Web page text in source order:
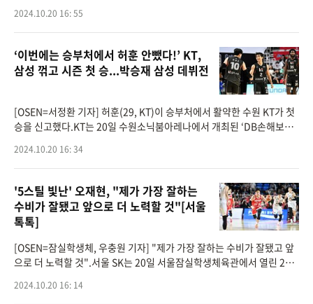
2024.10.20 16: 55
‘이번에는 승부처에서 허훈 안뺐다!’ KT,
삼성 꺾고 시즌 첫 승...박승재 삼성 데뷔전
[OSEN=서정환 기자] 허훈(29, KT)이 승부처에서 활약한 수원 KT가 첫
승을 신고했다.KT는 20일 수원소닉붐아레나에서 개최된 ‘DB손해보험
리치고 시즌 첫 승을 신
2024.10.20 16: 34
'5스틸 빛난' 오재현, "제가 가장 잘하는
수비가 잘됐고 앞으로 더 노력할 것"[서울
톡톡]
[OSEN=잠실학생체, 우충원 기자] "제가 가장 잘하는 수비가 잘됐고 앞
으로 더 노력할 것".서울 SK는 20일 서울잠실학생체육관에서 열린 202
관중과 함께 첫 경
2024.10.20 16: 14